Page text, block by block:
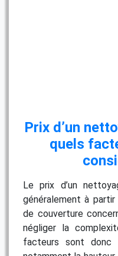
Prix d’un
quels
Le prix d’un
généralement à
de couverture
négliger la
facteurs sont donc